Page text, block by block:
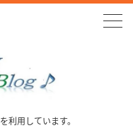
利用しています。